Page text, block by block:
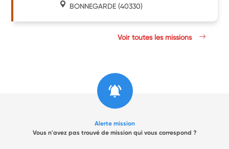
BONNEGARDE (40330)
Voir toutes les missions
Alerte mission
Vous n'avez pas trouvé de mission qui vous correspond ?